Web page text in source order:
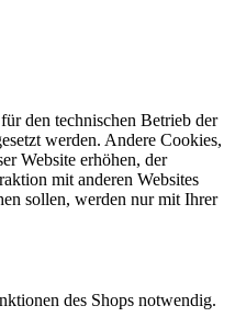
den technischen Betrieb der
werden. Andere Cookies,
Website erhöhen, der
mit anderen Websites
sollen, werden nur mit Ihrer
des Shops notwendig.